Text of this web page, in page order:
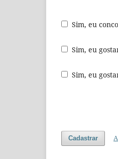
Sim, eu
Sim, eu
Sim, eu
Cadastrar